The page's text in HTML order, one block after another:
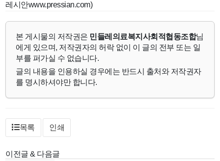
레시안www.pressian.com)
본 게시물의 저작권은 민들레의료복지사회적협동조합님
에게 있으며, 저작권자의 허락 없이 이 글의 전부 또는 일
부를 퍼가실 수 없습니다.
글의 내용을 인용하실 경우에는 반드시 출처와 저작권자
를 명시하셔야만 합니다.
목록 인쇄
이전글 & 다음글